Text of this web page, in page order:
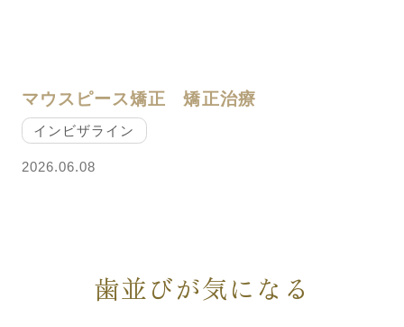
マウスピース矯正 矯正治療
インビザライン
2026.06.08
歯並びが気になる